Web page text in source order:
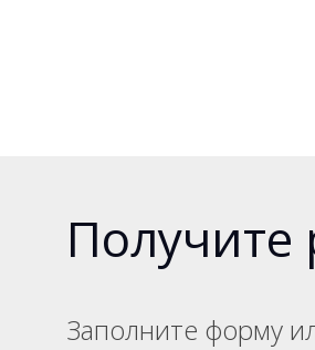
Получите
Заполните форму